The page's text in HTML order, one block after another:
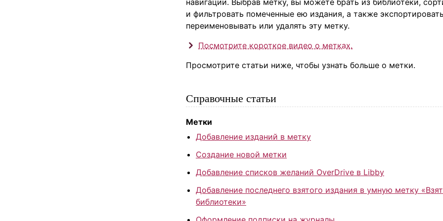
навигации. Выбрав метку, вы можете брать из библиотеки,
и фильтровать помеченные ею издания, а также
переименовывать или удалять эту метку.
Посмотрите короткое видео о метках.
Просмотрите статьи ниже, чтобы узнать больше о метки.
Справочные статьи
Метки
Добавление изданий в метку
Создание новой метки
Добавление списков желаний OverDrive в Libby
Добавление последнего взятого издания в умную метку
библиотеки»